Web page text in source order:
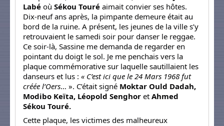
Labé où Sékou Touré aimait convier ses hôtes.
Dix-neuf ans après, la pimpante demeure était au
bord de la ruine. A présent, les jeunes de la ville s’y
retrouvaient le samedi soir pour danser le reggae.
Ce soir-là, Sassine me demanda de regarder en
pointant du doigt le sol. Je me penchais vers la
plaque commémorative sur laquelle sautillaient les
danseurs et lus : « C’est ici que le 24 Mars 1968 fut
créée l’Oers… ». C’était signé Moktar Ould Dadah,
Modibo Keïta, Léopold Senghor et Ahmed
Sékou Touré.
Cette plaque, les victimes des malheureux